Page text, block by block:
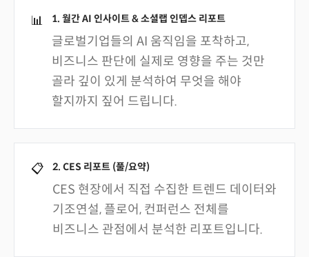
📊 1. 월간 AI 인사이트 & 소셜랩 인뎁스 리포트
글로벌기업들의 AI 움직임을 포착하고,
비즈니스 판단에 실제로 영향을 주는 것만
골라 깊이 있게 분석하여 무엇을 해야
할지까지 짚어 드립니다.
📋 2. CES 리포트 (풀/요약)
CES 현장에서 직접 수집한 트렌드 데이터와
기조연설, 플로어, 컨퍼런스 전체를
비즈니스 관점에서 분석한 리포트입니다.